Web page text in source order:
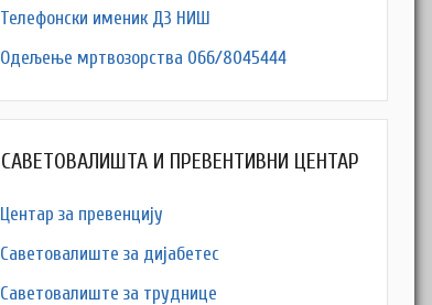
Телефонски именик ДЗ НИШ
Одељење мртвозорства 066/8045444
САВЕТОВАЛИШТА И ПРЕВЕНТИВНИ ЦЕНТАР
Центар за превенцију
Саветовалиште за дијабетес
Саветовалиште за труднице